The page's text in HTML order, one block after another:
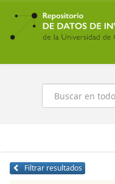
Ir
contenido
principal
Buscar
Filtrar resultados